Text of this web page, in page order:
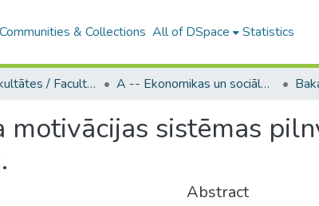
Communities & Collections All of DSpace Statistics
B4 – LU fakultātes / Faculties of the UL A -- Ekonomikas un sociālo zinātņu fakultāte / Faculty of Economics and Social Sciences
motivācijas sistēmas
Abstract